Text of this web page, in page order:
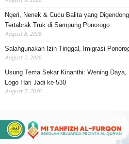
Ngeri, Nenek & Cucu Balita yang
Tertabrak Truk di Sampung Ponorogo
August 8, 2026
Salahgunakan Izin Tinggal, Imigrasi
August 7, 2026
Usung Tema Sekar Kinanthi: Wening
Logo Hari Jadi ke-530
August 7, 2026